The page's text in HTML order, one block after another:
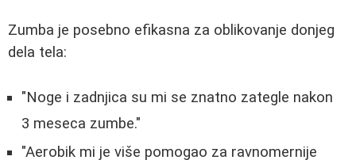
Zumba je posebno efikasna za oblikovanje donjeg
dela tela:
"Noge i zadnjica su mi se znatno zategle nakon
3 meseca zumbe."
"Aerobik mi je više pomogao za ravnomernije